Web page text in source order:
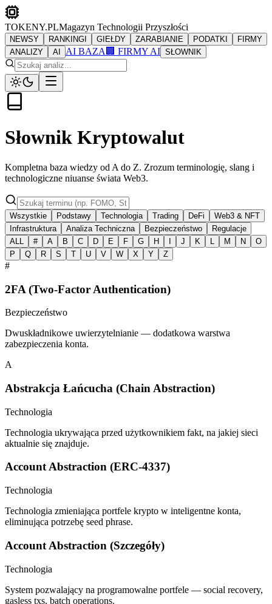
TOKENY.PLMagazyn Technologii Przyszłości
NEWSY RANKINGI GIEŁDY ZARABIANIE PODATKI
FIRMY
ANALIZY
AI AI BAZA 🏢 FIRMY AI SŁOWNIK
Słownik Kryptowalut
Kompletna baza wiedzy od A do Z. Zrozum terminologię, slang i
technologiczne niuanse świata Web3.
Wszystkie Podstawy Technologia Trading DeFi
Web3 & NFT
Infrastruktura
Analiza Techniczna Bezpieczeństwo
Regulacje
ALL
# A B C D E F G H J K M N
O
P
Q R S T U V W X Y Z
#
2FA (Two-Factor Authentication)
Bezpieczeństwo
Dwuskładnikowe uwierzytelnianie — dodatkowa warstwa
zabezpieczenia konta.
A
Abstrakcja Łańcucha (Chain Abstraction)
Technologia
Technologia ukrywająca przed użytkownikiem fakt, na jakiej sieci
aktualnie się znajduje.
Account Abstraction (ERC-4337)
Technologia
Technologia zmieniająca portfele krypto w inteligentne konta,
eliminująca potrzebę seed phrase.
Account Abstraction (Szczegóły)
Technologia
System pozwalający na programowalne portfele — social recovery,
gasless txs, batch operations.